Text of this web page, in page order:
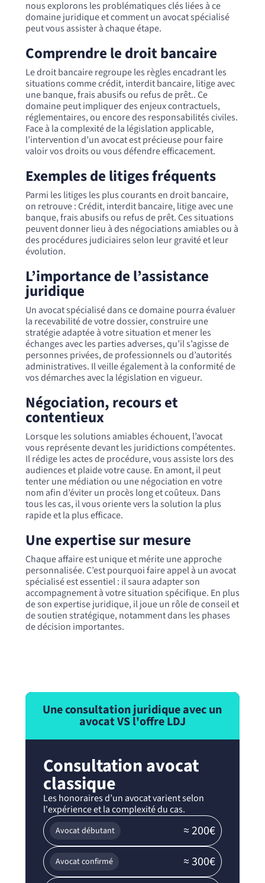
nous explorons les problématiques clés liées à ce
domaine juridique et comment un avocat spécialisé
peut vous assister à chaque étape.
Comprendre le droit bancaire
Le droit bancaire regroupe les règles encadrant les
situations comme crédit, interdit bancaire, litige avec
une banque, frais abusifs ou refus de prêt.. Ce
domaine peut impliquer des enjeux contractuels,
réglementaires, ou encore des responsabilités civiles.
Face à la complexité de la législation applicable,
l’intervention d’un avocat est précieuse pour faire
valoir vos droits ou vous défendre efficacement.
Exemples de litiges fréquents
Parmi les litiges les plus courants en droit bancaire,
on retrouve : Crédit, interdit bancaire, litige avec une
banque, frais abusifs ou refus de prêt. Ces situations
peuvent donner lieu à des négociations amiables ou à
des procédures judiciaires selon leur gravité et leur
évolution.
L’importance de l’assistance
juridique
Un avocat spécialisé dans ce domaine pourra évaluer
la recevabilité de votre dossier, construire une
stratégie adaptée à votre situation et mener les
échanges avec les parties adverses, qu’il s’agisse de
personnes privées, de professionnels ou d’autorités
administratives. Il veille également à la conformité de
vos démarches avec la législation en vigueur.
Négociation, recours et
contentieux
Lorsque les solutions amiables échouent, l’avocat
vous représente devant les juridictions compétentes.
Il rédige les actes de procédure, vous assiste lors des
audiences et plaide votre cause. En amont, il peut
tenter une médiation ou une négociation en votre
nom afin d’éviter un procès long et coûteux. Dans
tous les cas, il vous oriente vers la solution la plus
rapide et la plus efficace.
Une expertise sur mesure
Chaque affaire est unique et mérite une approche
personnalisée. C’est pourquoi faire appel à un avocat
spécialisé est essentiel : il saura adapter son
accompagnement à votre situation spécifique. En plus
de son expertise juridique, il joue un rôle de conseil et
de soutien stratégique, notamment dans les phases
de décision importantes.
Une consultation juridique avec un
avocat VS l'offre LDJ
Consultation avocat
classique
Les honoraires d’un avocat varient selon
l'expérience et la complexité du cas.
Avocat débutant ≈ 200€
Avocat confirmé ≈ 300€